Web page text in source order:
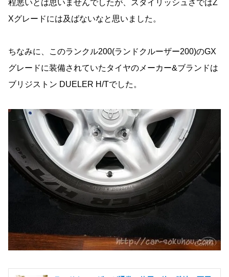
程悪いとは思いませんでしたが、スタイリッシュさではZ
Xグレードには及ばないなと思いました。
ちなみに、このランクル200(ランドクルーザー200)のGX
グレードに装備されていたタイヤのメーカー&ブランドは
ブリジストン DUELER H/Tでした。